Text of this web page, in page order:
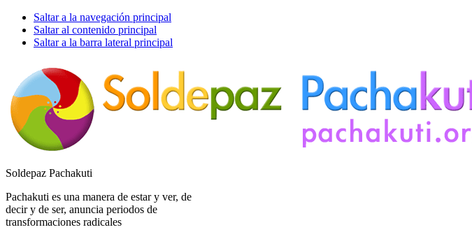
Saltar a la navegación principal
Saltar al contenido principal
Saltar a la barra lateral principal
Soldepaz Pachakuti
Pachakuti es una manera de estar y ver, de
decir y de ser, anuncia periodos de
transformaciones radicales